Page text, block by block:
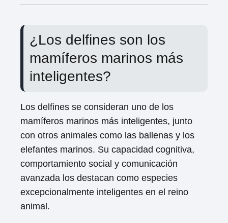
¿Los delfines son los
mamíferos marinos más
inteligentes?
Los delfines se consideran uno de los
mamíferos marinos más inteligentes, junto
con otros animales como las ballenas y los
elefantes marinos. Su capacidad cognitiva,
comportamiento social y comunicación
avanzada los destacan como especies
excepcionalmente inteligentes en el reino
animal.